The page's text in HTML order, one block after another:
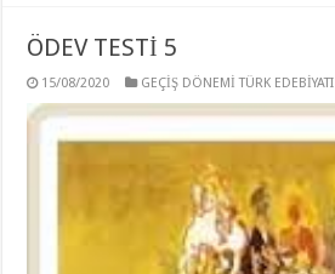
ÖDEV TESTİ 5
15/08/2020 GEÇİŞ DÖNEMİ TÜRK EDEBİYATI